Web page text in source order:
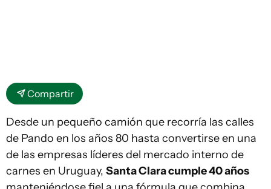
Compartir
Desde un pequeño camión que recorría las calles
de Pando en los años 80 hasta convertirse en una
de las empresas líderes del mercado interno de
carnes en Uruguay, Santa Clara cumple 40 años